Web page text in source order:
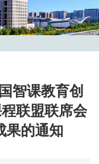
智课教育创
联盟联席会
果的通知